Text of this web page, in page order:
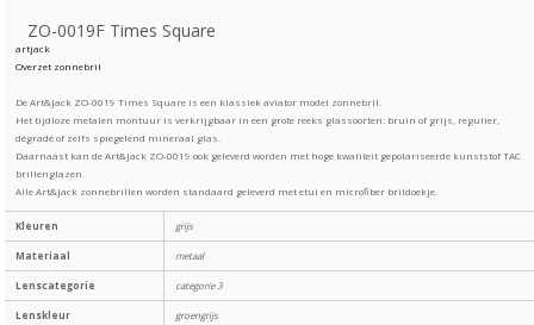
ZO-0019F Times Square
artjack
Overzet zonnebril
De Art&Jack ZO-0019 Times Square is een klassiek aviator model zonnebril.
Het tijdloze metalen montuur is verkrijgbaar in een grote reeks glassoorten: bruin of grijs, regulier,
dégradé of zelfs spiegelend mineraal glas.
Daarnaast kan de Art&Jack ZO-0019 ook geleverd worden met hoge kwaliteit gepolariseerde kunststof TAC
brillenglazen.
Alle Art&Jack zonnebrillen worden standaard geleverd met etui en microfiber brildoekje.
Kleuren grijs
Materiaal metaal
Lenscategorie categorie 3
Lenskleur groengrijs